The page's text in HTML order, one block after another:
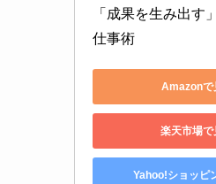
「成果を生み出す
仕事術
Amazonで
楽天市場で
Yahoo!ショッピ